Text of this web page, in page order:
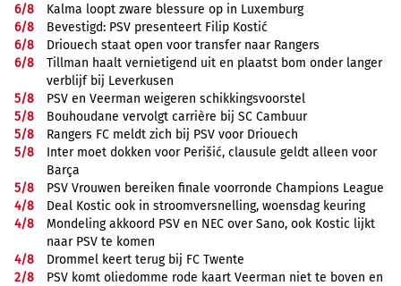
6/8
Kalma loopt zware blessure op in Luxemburg
6/8
Bevestigd: PSV presenteert Filip Kostić
6/8
Driouech staat open voor transfer naar Rangers
6/8
Tillman haalt vernietigend uit en plaatst bom onder langer
verblijf bij Leverkusen
5/8
PSV en Veerman weigeren schikkingsvoorstel
5/8
Bouhoudane vervolgt carrière bij SC Cambuur
5/8
Rangers FC meldt zich bij PSV voor Driouech
5/8
Inter moet dokken voor Perišić, clausule geldt alleen voor
Barça
5/8
PSV Vrouwen bereiken finale voorronde Champions League
4/8
Deal Kostic ook in stroomversnelling, woensdag keuring
4/8
Mondeling akkoord PSV en NEC over Sano, ook Kostic lijkt
naar PSV te komen
4/8
Drommel keert terug bij FC Twente
2/8
PSV komt oliedomme rode kaart Veerman niet te boven en